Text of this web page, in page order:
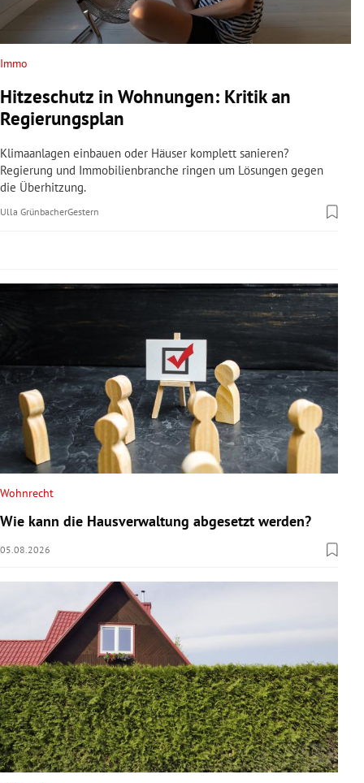
Untermenü
Untermenü
Untermenü
Untermenü
Untermenü
Untermenü
Untermenü
Immo
Hitzeschutz in Wohnungen: Kritik an
Regierungsplan
Klimaanlagen einbauen oder Häuser komplett sanieren?
Regierung und Immobilienbranche ringen um Lösungen gegen
die Überhitzung.
Ulla GrünbacherGestern
Wohnrecht
Wie kann die Hausverwaltung abgesetzt werden?
05.08.2026